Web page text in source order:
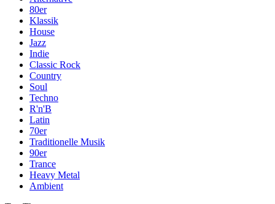
80er
Klassik
House
Jazz
Indie
Classic Rock
Country
Soul
Techno
R'n'B
Latin
70er
Traditionelle Musik
90er
Trance
Heavy Metal
Ambient